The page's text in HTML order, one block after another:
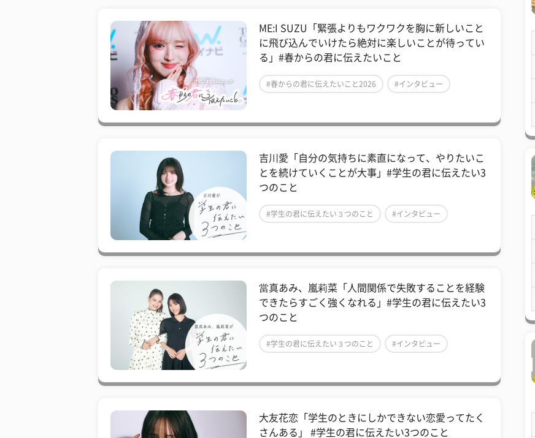
ME:I SUZU「緊張よりもワクワクを胸に新しいこと
に飛び込んでいけたら絶対に楽しいことが待ってい
る」#春からの君に伝えたいこと
#春からの君に伝えたいこと2026 #インタビュー
吉川愛「自分の気持ちに素直になって、やりたいこ
とを続けていくことが大事」#学生の君に伝えたい3
つのこと
#学生の君に伝えたい３つのこと #インタビュー
當真あみ、嵐莉菜「人間関係で失敗することを経験
できたらすごく強くなれる」#学生の君に伝えたい3
つのこと
#学生の君に伝えたい３つのこと #インタビュー
大友花恋「学生のときにしかできない恋愛ってたく
さんある」 #学生の君に伝えたい3つのこと